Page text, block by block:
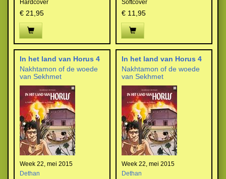
Hardcover
€ 21,95
Softcover
€ 11,95
In het land van Horus 4
Nakhtamon of de woede
van Sekhmet
Week 22, mei 2015
Dethan
In het land van Horus 4
Nakhtamon of de woede
van Sekhmet
Week 22, mei 2015
Dethan